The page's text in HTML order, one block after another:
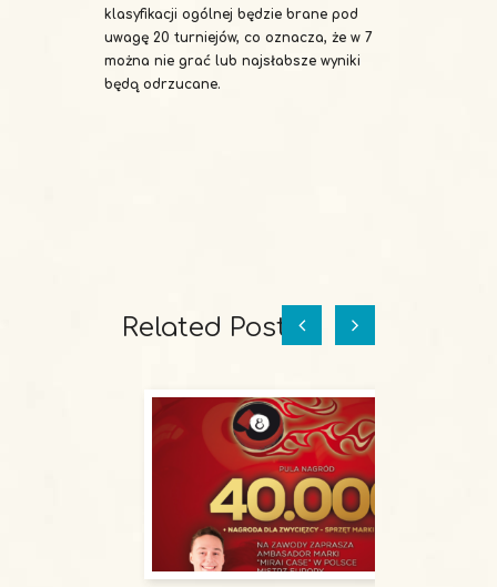
klasyfikacji ogólnej będzie brane pod
uwagę 20 turniejów, co oznacza, że w 7
można nie grać lub najsłabsze wyniki
będą odrzucane.
Related Posts